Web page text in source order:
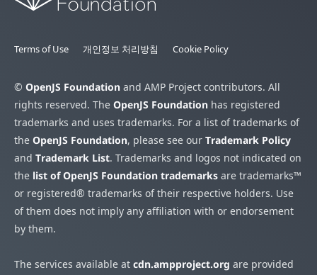
Terms of Use 개인정보 처리방침 Cookie Policy
© OpenJS Foundation and AMP Project contributors. All
rights reserved. The OpenJS Foundation has registered
trademarks and uses trademarks. For a list of trademarks of
the OpenJS Foundation, please see our Trademark Policy
and Trademark List. Trademarks and logos not indicated on
the list of OpenJS Foundation trademarks are trademarks™
or registered® trademarks of their respective holders. Use
of them does not imply any affiliation with or endorsement
by them.
The services available at cdn.ampproject.org are provided